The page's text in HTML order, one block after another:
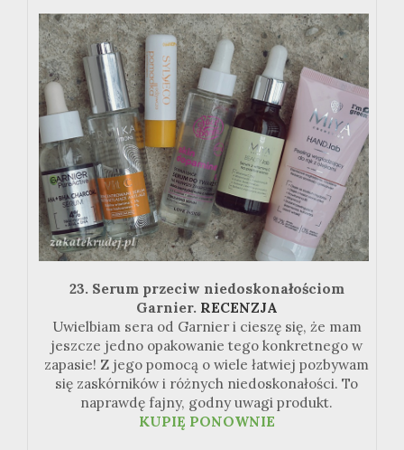
23. Serum przeciw niedoskonałościom
Garnier. RECENZJA
Uwielbiam sera od Garnier i cieszę się, że mam
jeszcze jedno opakowanie tego konkretnego w
zapasie! Z jego pomocą o wiele łatwiej pozbywam
się zaskórników i różnych niedoskonałości. To
naprawdę fajny, godny uwagi produkt.
KUPIĘ PONOWNIE